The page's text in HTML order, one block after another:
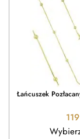
Łańcuszek
119